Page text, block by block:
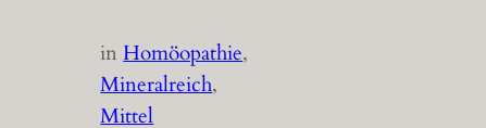
inHomöopathie
Mineralreich
Mittel